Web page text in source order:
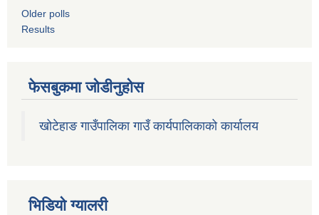
Older polls
Results
फेसबुकमा जोडीनुहोस
खोटेहाङ गाउँपालिका गाउँ कार्यपालिकाको कार्यालय
भिडियाे ग्यालरी